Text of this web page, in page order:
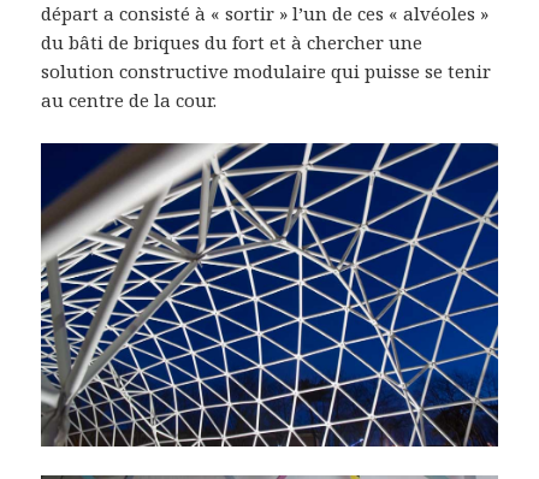
départ a consisté à « sortir » l’un de ces « alvéoles »
du bâti de briques du fort et à chercher une
solution constructive modulaire qui puisse se tenir
au centre de la cour.